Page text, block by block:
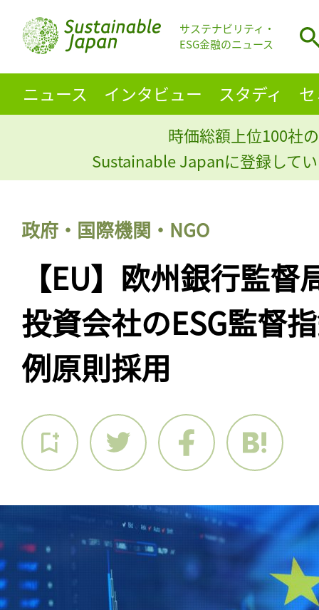
サステナビリティ・
ESG金融のニュース
ニュース インタビュー スタディ
時価総額上位100社
Sustainable Japanに登録して
政府・国際機関・NGO
【EU】欧州銀行監
投資会社のESG監督
例原則採用